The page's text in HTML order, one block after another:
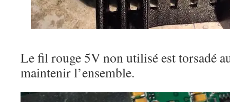
Le fil rouge 5V non utilisé est torsadé
maintenir l’ensemble.